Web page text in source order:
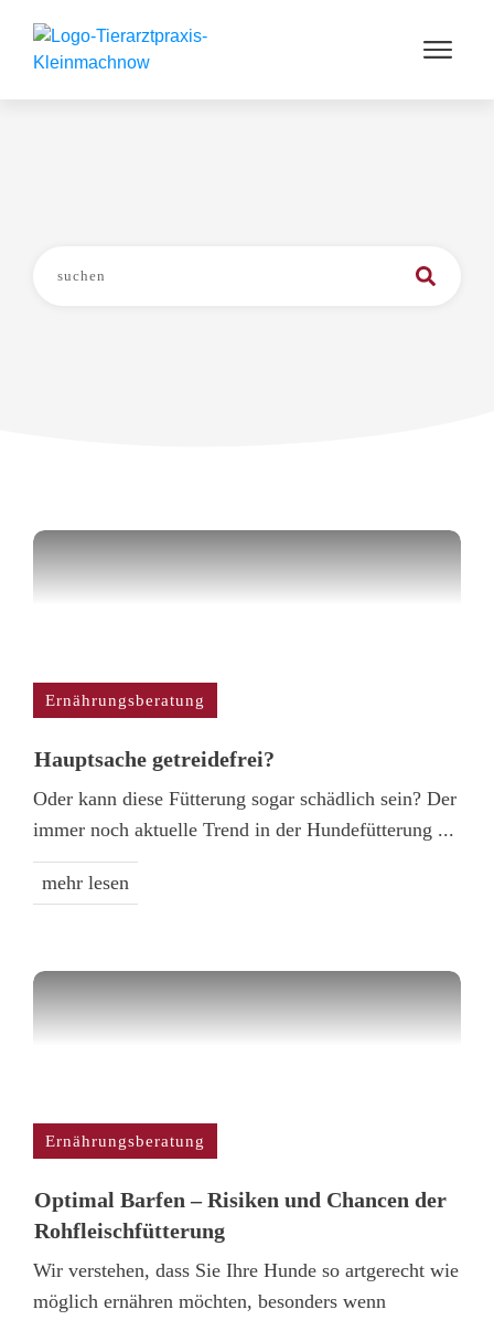
Ernährungsberatung
Hauptsache getreidefrei?
Oder kann diese Fütterung sogar schädlich sein? Der
immer noch aktuelle Trend in der Hundefütterung ...
mehr lesen
Ernährungsberatung
Optimal Barfen – Risiken und Chancen der
Rohfleischfütterung
Wir verstehen, dass Sie Ihre Hunde so artgerecht wie
möglich ernähren möchten, besonders wenn